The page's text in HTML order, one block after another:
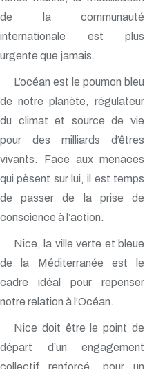
de la communauté
internationale est plus
urgente que jamais.
L’océan est le poumon bleu
de notre planète, régulateur
du climat et source de vie
pour des milliards d’êtres
vivants. Face aux menaces
qui pèsent sur lui, il est temps
de passer de la prise de
conscience à l’action.
Nice, la ville verte et bleue
de la Méditerranée est le
cadre idéal pour repenser
notre relation à l’Océan.
Nice doit être le point de
départ d’un engagement
collectif renforcé, pour un